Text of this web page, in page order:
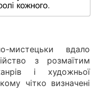
мистецьки вдало
з розмаїтим
і художньої
чітко визначені